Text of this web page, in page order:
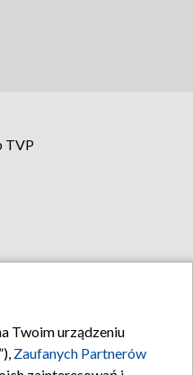
TVP
Twoim urządzeniu
Zaufanych Partnerów